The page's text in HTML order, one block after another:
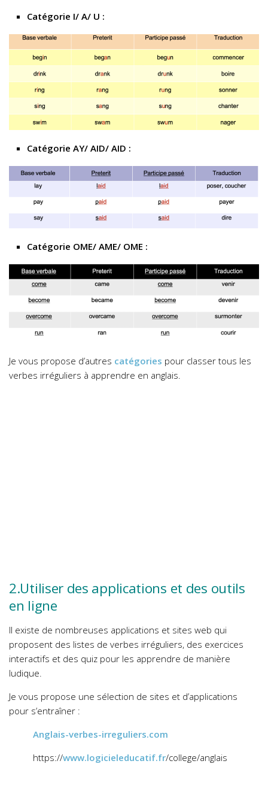
Catégorie I/ A/ U :
Catégorie AY/ AID/ AID :
Catégorie OME/ AME/ OME :
Je vous propose d’autres catégories pour classer tous les
verbes irréguliers à apprendre en anglais.
2.Utiliser des applications et des outils
en ligne
Il existe de nombreuses applications et sites web qui
proposent des listes de verbes irréguliers, des exercices
interactifs et des quiz pour les apprendre de manière
ludique.
Je vous propose une sélection de sites et d’applications
pour s’entraîner :
Anglais-verbes-irreguliers.com
https://www.logicieleducatif.fr/college/anglais